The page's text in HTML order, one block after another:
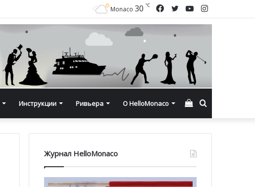
Instagram
YouTube
Twitter
Facebook
Monaco 30 ℃
Инструкции Ривьера О HelloMonaco Смотреть
корзину
Журнал HelloMonaco